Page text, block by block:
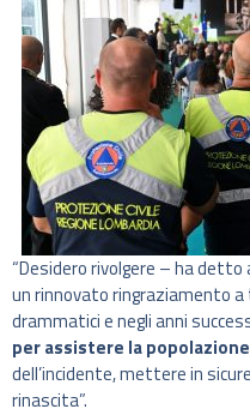
“Desidero rivolgere – ha
un rinnovato ringraziamento a
drammatici e negli anni
per assistere la popolazione
dell’incidente, mettere in
rinascita”.